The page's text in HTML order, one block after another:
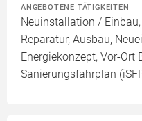
ANGEBOTENE TÄTIGKEITEN
Neuinstallation /
Reparatur, Ausbau,
Energiekonzept, Vor-Ort
Sanierungsfahrplan